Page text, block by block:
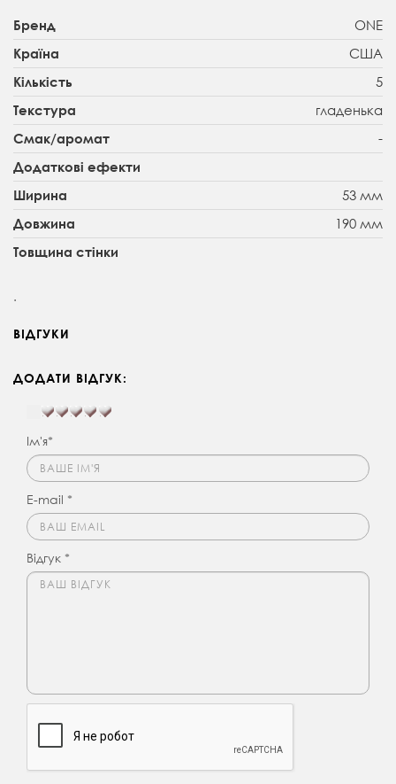
Бренд ONE
Країна США
Кількість 5
Текстура гладенька
Смак/аромат -
Додаткові ефекти
Ширина
53 мм
Довжина 190 мм
Товщина стінки
.
ВІДГУКИ
ДОДАТИ ВІДГУК:
Ім'я*
E-mail *
Відгук *